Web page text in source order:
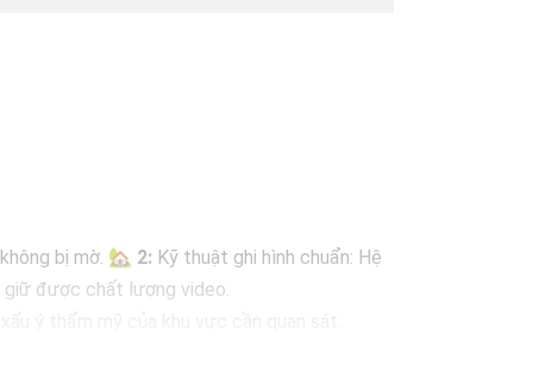
bị mờ. 🏡 2: Kỹ thuật ghi hình chuẩn: Hệ
được chất lượng video.